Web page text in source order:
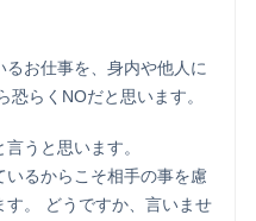
お仕事を、身内や他人に
恐らくNOだと思います。
うと思います。
るからこそ相手の事を慮
す。 どうですか、言いませ